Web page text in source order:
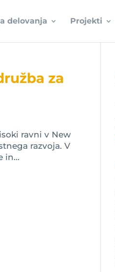
delovanja Projekti
za
ravni v New
razvoja. V
in...